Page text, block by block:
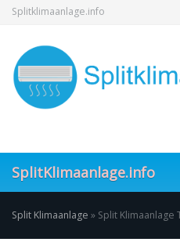
Skip
content
Splitklimaanlage.info
SplitKlimaanlage.info
Split Klimaanlage » Split Klimaanlage